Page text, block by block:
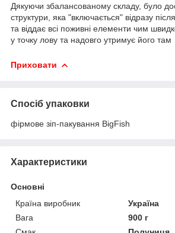
Дякуючи збалансованому складу, було
структури, яка "включається" відразу
та віддає всі поживні елементи чим
у точку лову та надовго утримує його там
Приховати
Спосіб упаковки
фірмове зіп-пакування BigFish
Характеристики
Основні
Країна виробник
Україна
Вага
900 г